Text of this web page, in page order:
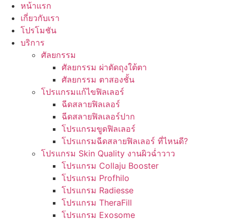
หน้าแรก
เกี่ยวกับเรา
โปรโมชัน
บริการ
ศัลยกรรม
ศัลยกรรม ผ่าตัดถุงใต้ตา
ศัลยกรรม ตาสองชั้น
โปรแกรมแก้ไขฟิลเลอร์
ฉีดสลายฟิลเลอร์
ฉีดสลายฟิลเลอร์ปาก
โปรแกรมขูดฟิลเลอร์
โปรแกรมฉีดสลายฟิลเลอร์ ที่ไหนดี?
โปรแกรม Skin Quality งานผิวฉ่ำวาว
โปรแกรม Collaju Booster
โปรแกรม Profhilo
โปรแกรม Radiesse
โปรแกรม TheraFill
โปรแกรม Exosome